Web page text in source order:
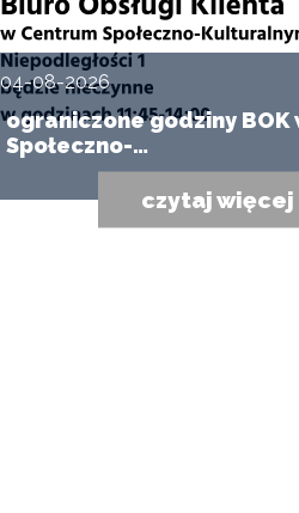
04-08-2026
ograniczone godziny BOK
Społeczno-…
czytaj więcej